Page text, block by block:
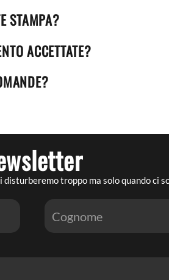
STAMPA?
ACCETTATE?
troppo ma solo quando ci